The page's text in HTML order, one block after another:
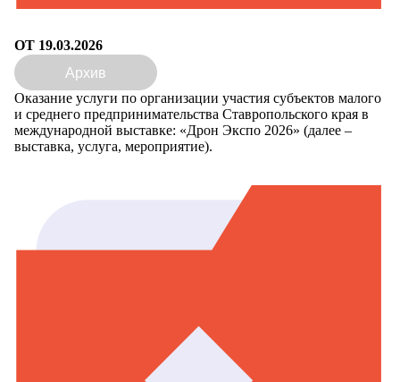
ОТ 19.03.2026
Архив
Оказание услуги по организации участия субъектов малого
и среднего предпринимательства Ставропольского края в
международной выставке: «Дрон Экспо 2026» (далее –
выставка, услуга, мероприятие).